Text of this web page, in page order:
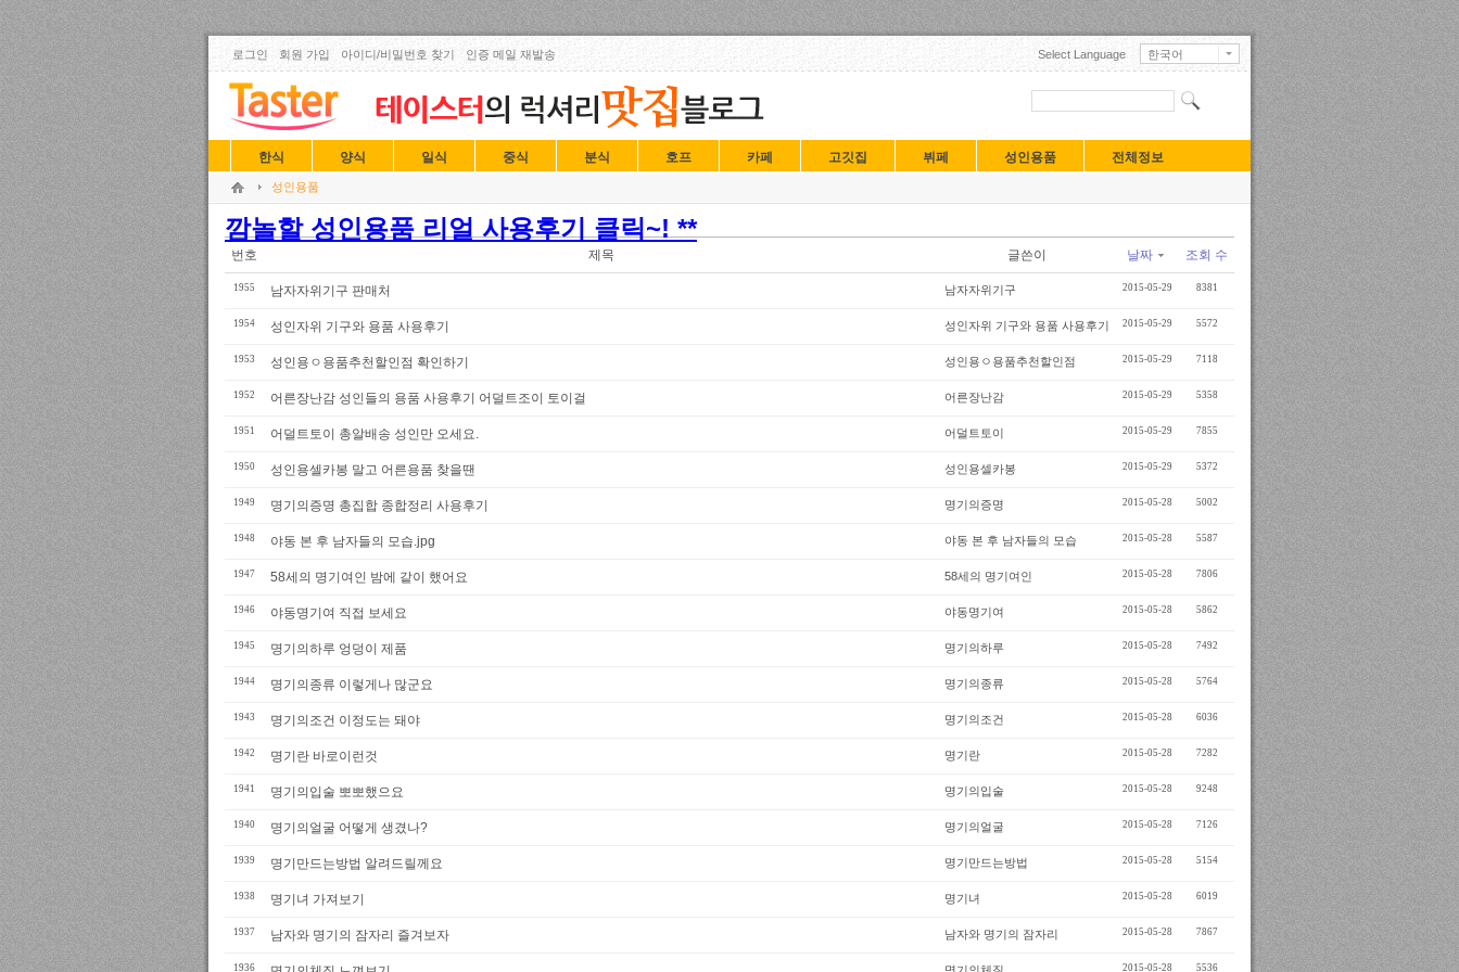
로그인 회원 가입 아이디/비밀번호 찾기 인증 메일 재발송 Select Language
한국어
English
日本語
中文(中国)
Français
Deutsch
Tiếng Việt
한식 양식 일식 중식 분식 호프 카페 고깃집 뷔페 성인용품 전체정보
성인용품
깜놀할 성인용품 리얼 사용후기 클릭~! **
번호 제목 글쓴이 날짜 조회 수
1955 남자자위기구 판매처 남자자위기구 2015-05-29 8381
1954 성인자위 기구와 용품 사용후기 성인자위 기구와 용품 사용후기 2015-05-29 5572
1953 성인용ㅇ용품추천할인점 확인하기 성인용ㅇ용품추천할인점 2015-05-29 7118
1952 어른장난감 성인들의 용품 사용후기 어덜트조이 토이걸 어른장난감 2015-05-29 5358
1951 어덜트토이 총알배송 성인만 오세요. 어덜트토이 2015-05-29 7855
1950 성인용셀카봉 말고 어른용품 찾을땐 성인용셀카봉 2015-05-29 5372
1949 명기의증명 총집합 종합정리 사용후기 명기의증명 2015-05-28 5002
1948 야동 본 후 남자들의 모습.jpg 야동 본 후 남자들의 모습 2015-05-28 5587
1947 58세의 명기여인 밤에 같이 했어요 58세의 명기여인 2015-05-28 7806
1946 야동명기여 직접 보세요 야동명기여 2015-05-28 5862
1945 명기의하루 엉덩이 제품 명기의하루 2015-05-28 7492
1944 명기의종류 이렇게나 많군요 명기의종류 2015-05-28 5764
1943 명기의조건 이정도는 돼야 명기의조건 2015-05-28 6036
1942 명기란 바로이런것 명기란 2015-05-28 7282
1941 명기의입술 뽀뽀했으요 명기의입술 2015-05-28 9248
1940 명기의얼굴 어떻게 생겼나? 명기의얼굴 2015-05-28 7126
1939 명기만드는방법 알려드릴께요 명기만드는방법 2015-05-28 5154
1938 명기녀 가져보기 명기녀 2015-05-28 6019
1937 남자와 명기의 잠자리 즐겨보자 남자와 명기의 잠자리 2015-05-28 7867
1936 2015-05-28 5536